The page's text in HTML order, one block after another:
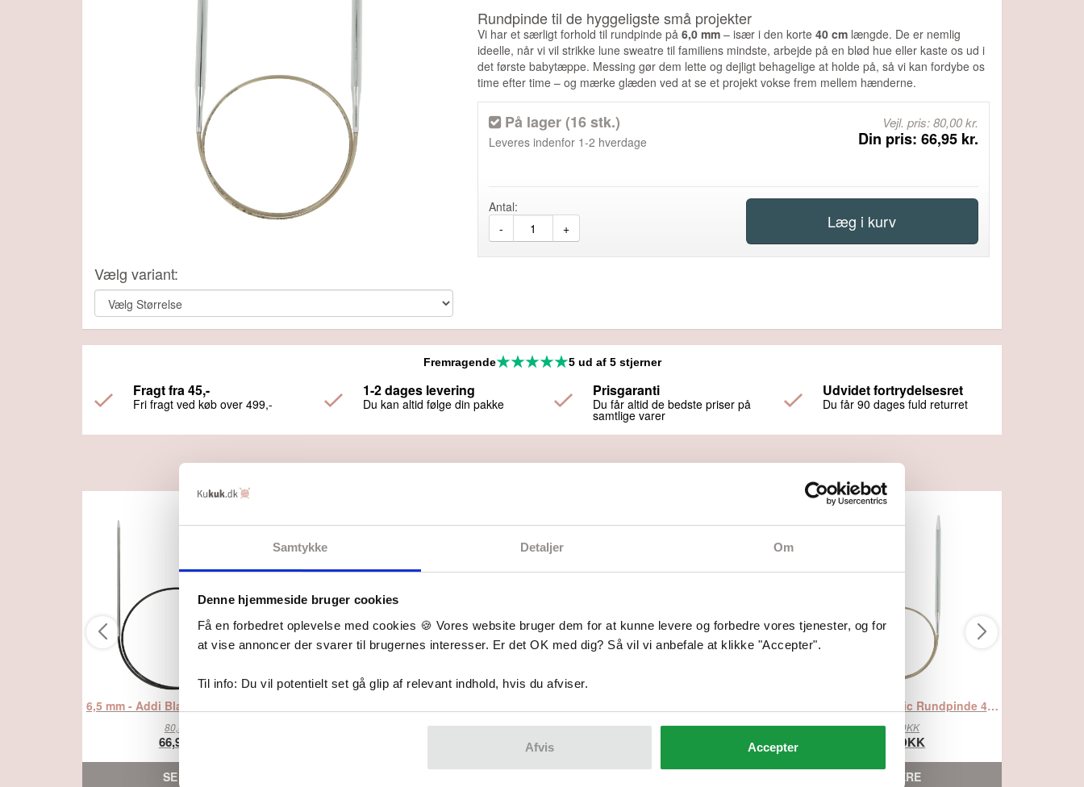
Samtykke Detaljer Om
Denne hjemmeside bruger cookies
Få en forbedret oplevelse med cookies 🍪 Vores website bruger dem for at kunne levere og forbedre vores tjenester, og for
at vise annoncer der svarer til brugernes interesser. Er det OK med dig? Så vil vi anbefale at klikke "Accepter".
Til info: Du vil potentielt set gå glip af relevant indhold, hvis du afviser.
Afvis Accepter
Viking Maskemarkør, fra Viking
36,00 DKK
26,95 DKK
Vælg variant:
Rundpinde til de hyggeligste små projekter
Vi har et særligt forhold til rundpinde på 6,0 mm – især i den korte 40 cm længde. De er nemlig
ideelle, når vi vil strikke lune sweatre til familiens mindste, arbejde på en blød hue eller kaste os ud i
det første babytæppe. Messing gør dem lette og dejligt behagelige at holde på, så vi kan fordybe os
time efter time – og mærke glæden ved at se et projekt vokse frem mellem hænderne.
På lager (16 stk.)
Leveres indenfor 1-2 hverdage
Vejl. pris: 80,00 kr.
Din pris: 66,95 kr.
Antal:
-
+
Fremragende 5 ud af 5 stjerner
Fragt fra 45,-
Fri fragt ved køb over 499,-
1-2 dages levering
Du kan altid følge din pakke
Prisgaranti
Du får altid de bedste priser på
samtlige varer
Udvidet fortrydelsesret
Du får 90 dages fuld returret
Relaterede produkter
80,00 DKK
66,95 DKK
SE MERE
70,00 DKK 70,00 DKK
6,5 mm - Addi Classic Rundpinde 40 cm, fra Addi
80,00 DKK
66,95 DKK
SE MERE